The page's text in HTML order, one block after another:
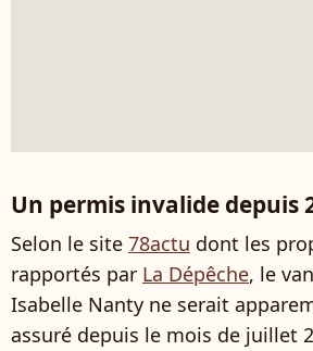
Un permis invalide depuis
Selon le site 78actu dont les
rapportés par La Dépêche, le
Isabelle Nanty ne serait
assuré depuis le mois de juillet